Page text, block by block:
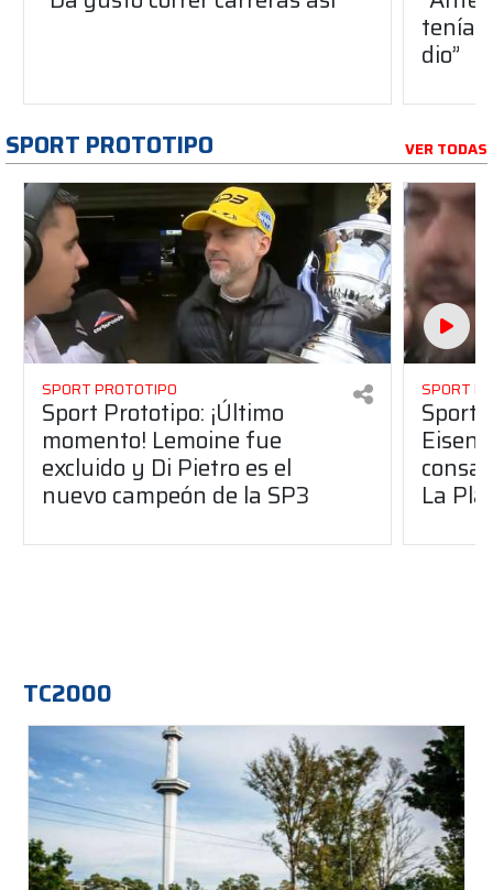
dio”
SPORT PROTOTIPO VER TODAS
SPORT PROTOTIPO
Sport Prototipo: ¡Último
momento! Lemoine fue
excluido y Di Pietro es el
nuevo campeón de la SP3
SPORT
Sport
La
TC2000